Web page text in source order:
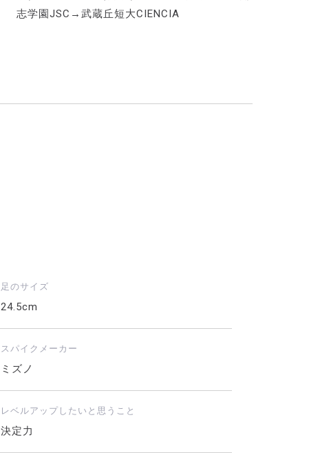
志学園JSC→武蔵丘短大CIENCIA
足のサイズ
24.5cm
スパイクメーカー
ミズノ
レベルアップしたいと思うこと
決定力